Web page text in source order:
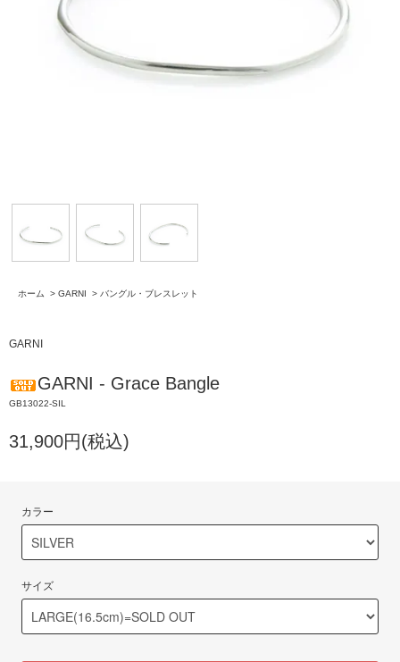
ホーム > GARNI > バングル・ブレスレット
GARNI
GARNI - Grace Bangle
GB13022-SIL
31,900円(税込)
カラー
サイズ